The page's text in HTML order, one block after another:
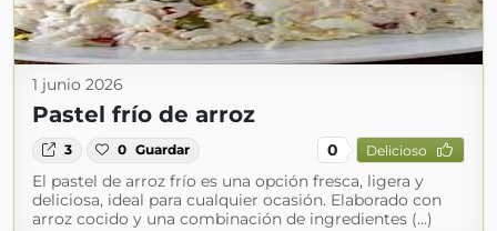
1 junio 2026
Pastel frío de arroz
3 0 Guardar 0 Delicioso
El pastel de arroz frío es una opción fresca, ligera y
deliciosa, ideal para cualquier ocasión. Elaborado con
arroz cocido y una combinación de ingredientes (...)